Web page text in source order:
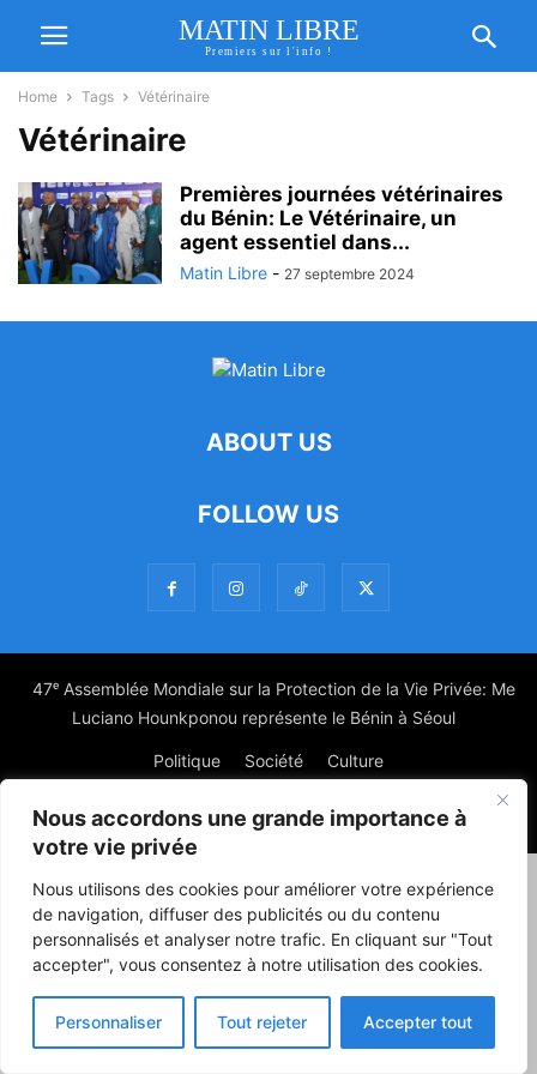
Nous accordons une grande importance à
votre vie privée
Nous utilisons des cookies pour améliorer votre expérience
de navigation, diffuser des publicités ou du contenu
personnalisés et analyser notre trafic. En cliquant sur "Tout
accepter", vous consentez à notre utilisation des cookies.
Personnaliser Tout rejeter Accepter tout
MATIN LIBRE
Premiers sur l'info !
Home Tags Vétérinaire
Vétérinaire
Premières journées vétérinaires
du Bénin: Le Vétérinaire, un
agent essentiel dans...
Matin Libre - 27 septembre 2024
ABOUT US
FOLLOW US
47ᵉ Assemblée Mondiale sur la Protection de la Vie Privée: Me
Luciano Hounkponou représente le Bénin à Séoul
Politique Société Culture
© Powered by digitXplus Francophone